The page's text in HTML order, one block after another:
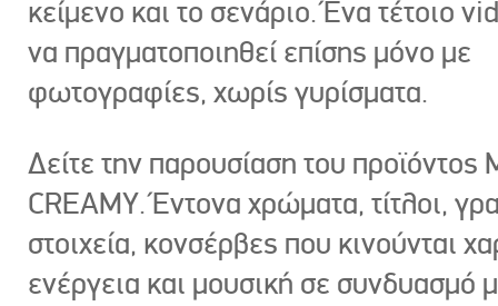
κείμενο και το σενάριο. Ένα τέτοιο
να πραγματοποιηθεί επίσης μόνο με
φωτογραφίες, χωρίς γυρίσματα.
Δείτε την παρουσίαση του προϊόντος
CREAMY. Έντονα χρώματα, τίτλοι,
στοιχεία, κονσέρβες που κινούνται
ενέργεια και μουσική σε συνδυασμό